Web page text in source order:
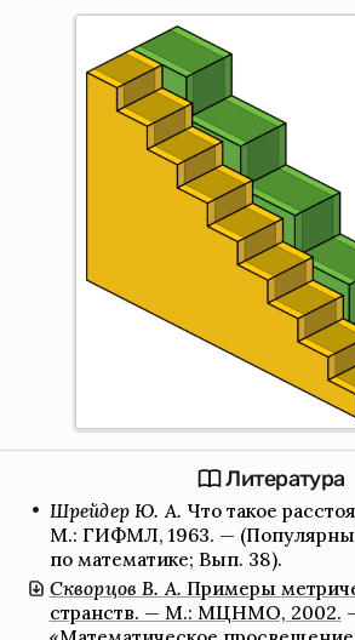
Лите­ра­тура
Шрей­дер Ю. А. Что такое
М.: ГИФМЛ, 1963. —
по матема­тике; Вып. 38).
Скворцов В. А. При­меры
странств. — М.: МЦНМО, 2002.